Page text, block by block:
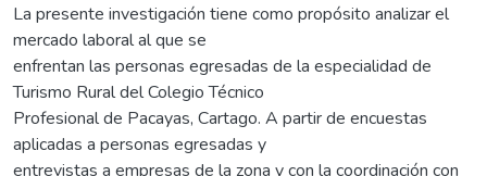
La presente investigación tiene como propósito analizar el
mercado laboral al que se
enfrentan las personas egresadas de la especialidad de
Turismo Rural del Colegio Técnico
Profesional de Pacayas, Cartago. A partir de encuestas
aplicadas a personas egresadas y
entrevistas a empresas de la zona y con la coordinación con